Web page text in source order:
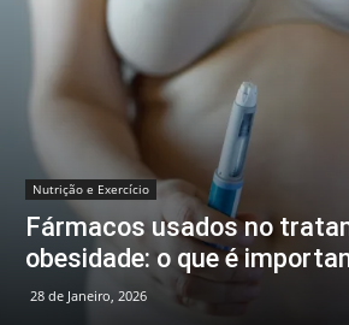
Nutrição e Exercício
Fármacos usados no
obesidade: o que é
28 de Janeiro, 2026